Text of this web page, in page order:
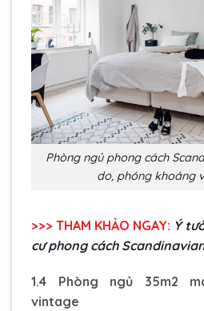
Phòng ngủ phong cách
do, phóng khoáng
>>> THAM KHẢO NGAY: Ý
cư phong cách
1.4 Phòng ngủ 35m2
vintage